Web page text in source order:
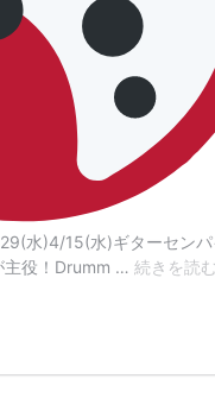
水)4/15(水)ギターセン
役！Drumm … 続きを読